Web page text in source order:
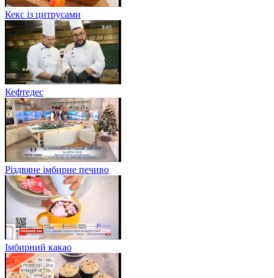
Кекс із цитрусами
Кефтедес
Різдвяне імбирне печиво
Імбирний какао